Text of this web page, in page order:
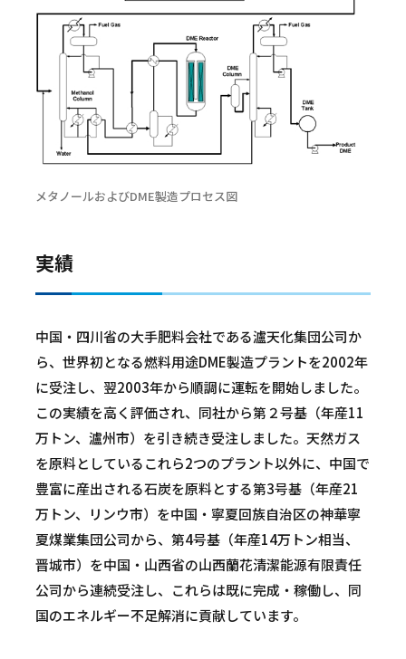
メタノールおよびDME製造プロセス図
実績
中国・四川省の大手肥料会社である瀘天化集団公司か
ら、世界初となる燃料用途DME製造プラントを2002年
に受注し、翌2003年から順調に運転を開始しました。
この実績を高く評価され、同社から第２号基（年産11
万トン、瀘州市）を引き続き受注しました。天然ガス
を原料としているこれら2つのプラント以外に、中国で
豊富に産出される石炭を原料とする第3号基（年産21
万トン、リンウ市）を中国・寧夏回族自治区の神華寧
夏煤業集団公司から、第4号基（年産14万トン相当、
晋城市）を中国・山西省の山西蘭花清潔能源有限責任
公司から連続受注し、これらは既に完成・稼働し、同
国のエネルギー不足解消に貢献しています。